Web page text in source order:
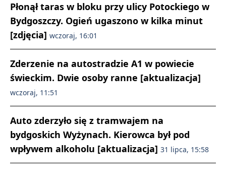
Płonął taras w bloku przy ulicy Potockiego w
Bydgoszczy. Ogień ugaszono w kilka minut
[zdjęcia] wczoraj, 16:01
Zderzenie na autostradzie A1 w powiecie
świeckim. Dwie osoby ranne [aktualizacja]
wczoraj, 11:51
Auto zderzyło się z tramwajem na
bydgoskich Wyżynach. Kierowca był pod
wpływem alkoholu [aktualizacja] 31 lipca, 15:58